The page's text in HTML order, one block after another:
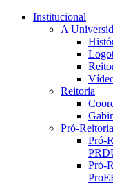
Página
Conteúdo principal
Institucional
A
Reitoria
Pró-
Pró-
Pró-